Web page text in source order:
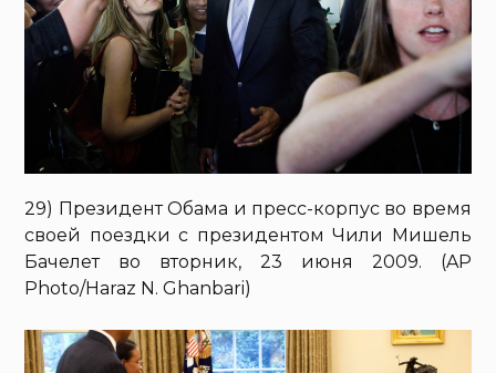
29) Президент Обама и пресс-корпус во время
своей поездки с президентом Чили Мишель
Бачелет во вторник, 23 июня 2009. (AP
Photo/Haraz N. Ghanbari)